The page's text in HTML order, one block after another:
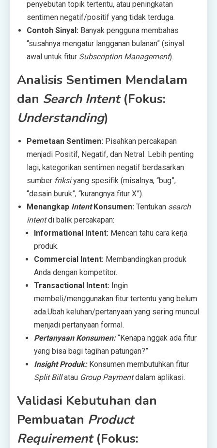
penyebutan topik tertentu, atau peningkatan
sentimen negatif/positif yang tidak terduga.
Contoh Sinyal: Banyak pengguna membahas
“susahnya mengatur langganan bulanan” (sinyal
awal untuk fitur Subscription Management).
Analisis Sentimen Mendalam
dan Search Intent(Fokus:
Understanding)
Pemetaan Sentimen: Pisahkan percakapan
menjadi Positif, Negatif, dan Netral. Lebih penting
lagi, kategorikan sentimen negatif berdasarkan
sumber friksiyang spesifik (misalnya, “bug”,
“desain buruk”, “kurangnya fitur X”).
Menangkap IntentKonsumen: Tentukan search
intentdi balik percakapan:
Informational Intent: Mencari tahu cara kerja
produk.
Commercial Intent: Membandingkan produk
Anda dengan kompetitor.
Transactional Intent: Ingin
membeli/menggunakan fitur tertentu yang belum
ada.Ubah keluhan/pertanyaan yang sering muncul
menjadi pertanyaan formal.
Pertanyaan Konsumen:“Kenapa nggak ada fitur
yang bisa bagi tagihan patungan?”
Insight Produk:Konsumen membutuhkan fitur
Split Billatau Group Paymentdalam aplikasi.
Validasi Kebutuhan dan
Pembuatan Product
Requirement(Fokus: